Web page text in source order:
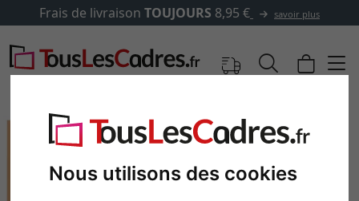
Nous utilisons des cookies
Frais de livraison TOUJOURS 8,95 € savoir plus